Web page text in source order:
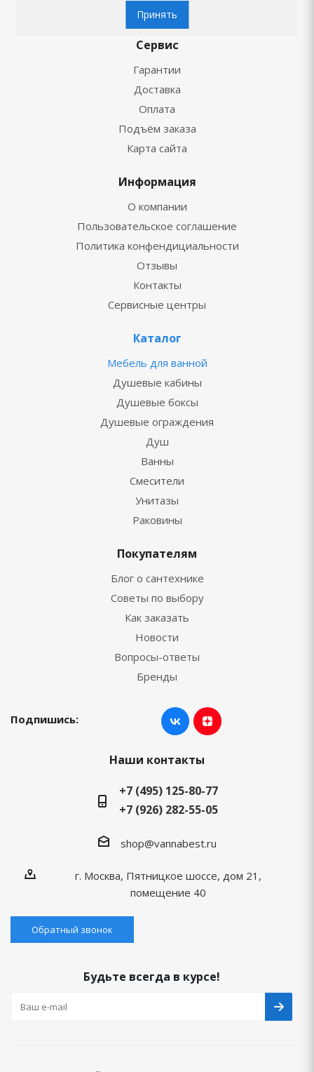
Сервис
Гарантии
Доставка
Оплата
Подъём заказа
Карта сайта
Информация
О компании
Пользовательское соглашение
Политика конфендициальности
Отзывы
Контакты
Сервисные центры
Каталог
Мебель для ванной
Душевые кабины
Душевые боксы
Душевые ограждения
Душ
Ванны
Смесители
Унитазы
Раковины
Покупателям
Блог о сантехнике
Советы по выбору
Как заказать
Новости
Вопросы-ответы
Бренды
Подпишись:
Наши контакты
+7 (495) 125-80-77
+7 (926) 282-55-05
shop@vannabest.ru
г. Москва, Пятницкое шоссе, дом 21,
помещение 40
Обратный звонок
Будьте всегда в курсе!
Принять